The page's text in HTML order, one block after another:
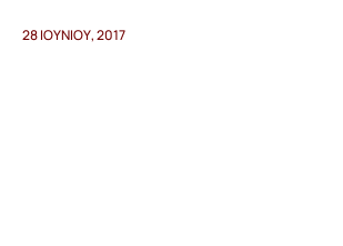
Δραστηριότητες
28 ΙΟΥΝΊΟΥ, 2017